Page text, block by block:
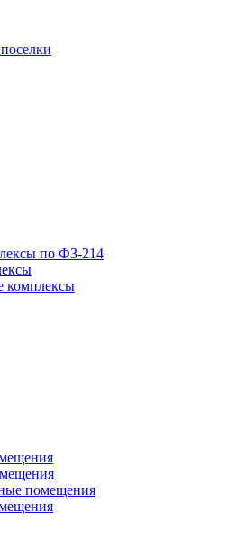
по ФЗ-214
комплексы
помещения